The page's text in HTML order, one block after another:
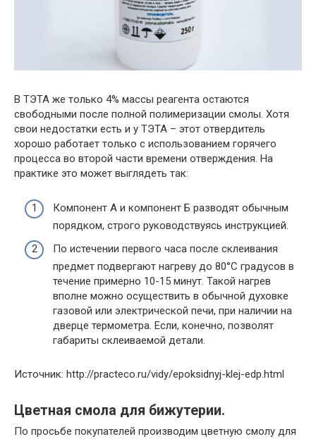
В ТЭТА же только 4% массы реагента остаются
свободными после полной полимеризации смолы. Хотя
свои недостатки есть и у ТЭТА – этот отвердитель
хорошо работает только с использованием горячего
процесса во второй части времени отверждения. На
практике это может выглядеть так:
Компонент А и компонент Б разводят обычным
порядком, строго руководствуясь инструкцией.
По истечении первого часа после склеивания
предмет подвергают нагреву до 80°C градусов в
течение примерно 10-15 минут. Такой нагрев
вполне можно осуществить в обычной духовке
газовой или электрической печи, при наличии на
дверце термометра. Если, конечно, позволят
габариты склеиваемой детали.
Источник: http://practeco.ru/vidy/epoksidnyj-klej-edp.html
Цветная смола для бижутерии.
По просьбе покупателей производим цветную смолу для